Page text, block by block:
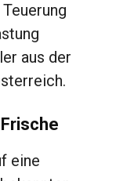
aus der
eine